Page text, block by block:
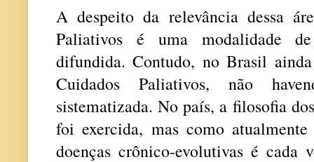
A despeito da relevância dessa
Paliativos é uma modalidade
difundida.Contudo, no Brasil
Cuidados Paliativos, não
sistematizada. No país, a filosofia
foi exercida, mas como
doenças crônico-evolutivas é cada